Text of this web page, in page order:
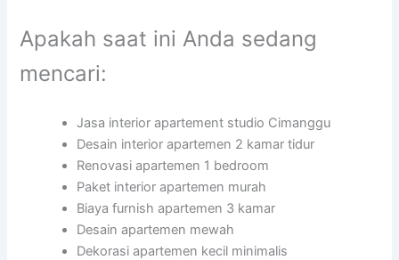
Apakah saat ini Anda sedang
mencari:
Jasa interior apartement studio Cimanggu
Desain interior apartemen 2 kamar tidur
Renovasi apartemen 1 bedroom
Paket interior apartemen murah
Biaya furnish apartemen 3 kamar
Desain apartemen mewah
Dekorasi apartemen kecil minimalis